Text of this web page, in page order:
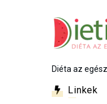
Diéta az
Linkek